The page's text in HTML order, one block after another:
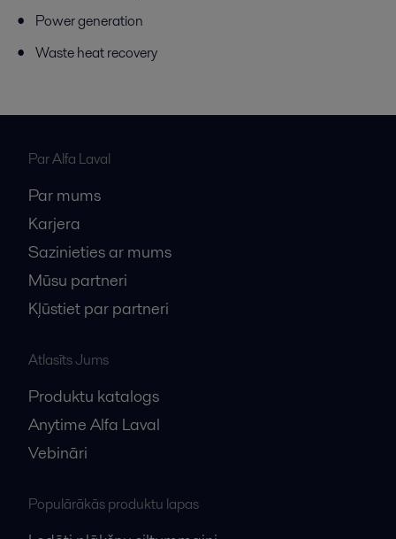
Power generation
Waste heat recovery
Par Alfa Laval
Par mums
Karjera
Sazinieties ar mums
Mūsu partneri
Kļūstiet par partneri
Atlasīts Jums
Produktu katalogs
Anytime Alfa Laval
Vebināri
Populārākās produktu lapas